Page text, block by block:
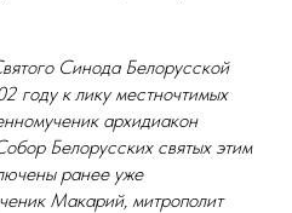
Синода Белорусской
году к лику местночтимых
архидиакон
Белорусских святых этим
ранее уже
Макарий, митрополит